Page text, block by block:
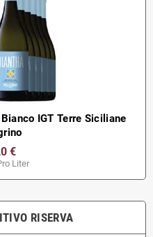
IGT Terre Siciliane
€
Liter
RISERVA